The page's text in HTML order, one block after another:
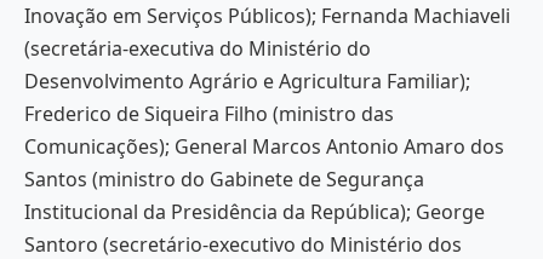
Inovação em Serviços Públicos); Fernanda Machiaveli
(secretária-executiva do Ministério do
Desenvolvimento Agrário e Agricultura Familiar);
Frederico de Siqueira Filho (ministro das
Comunicações); General Marcos Antonio Amaro dos
Santos (ministro do Gabinete de Segurança
Institucional da Presidência da República); George
Santoro (secretário-executivo do Ministério dos